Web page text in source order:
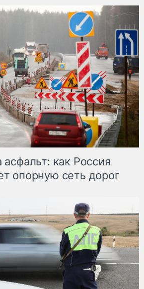
как Россия
опорную сеть дорог